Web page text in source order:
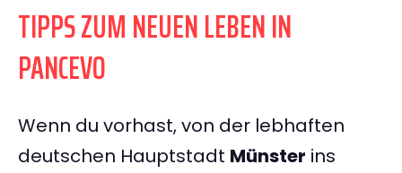
TIPPS ZUM NEUEN LEBEN IN
PANCEVO
Wenn du vorhast, von der lebhaften
deutschen Hauptstadt Münster ins